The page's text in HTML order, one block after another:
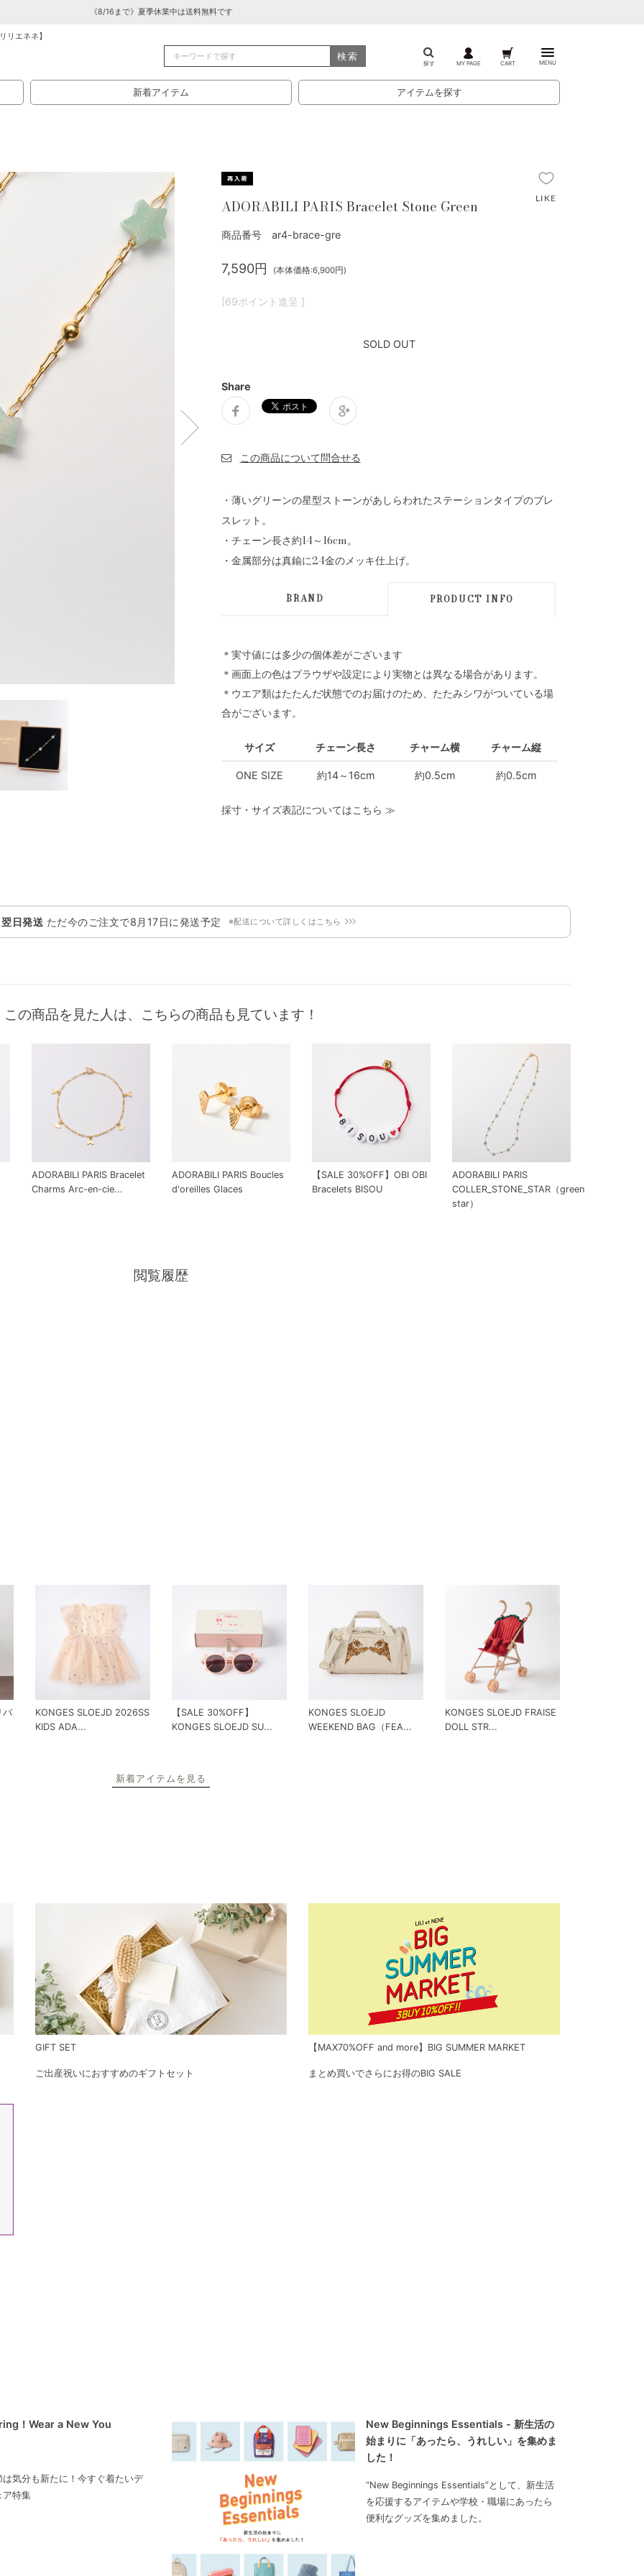
《8/16まで》夏季休業中は送料無料です
リエネネ】
検索
探す MY PAGE CART MENU
新着アイテム アイテムを探す
ADORABILI PARIS Bracelet Stone Green
商品番号 ar4-brace-gre
7,590円 (本体価格:6,900円)
[69ポイント進呈 ]
SOLD OUT
Share
・薄いグリーンの星型ストーンがあしらわれたステーションタイプのブレ
スレット。
・チェーン長さ約14～16cm。
・金属部分は真鍮に24金のメッキ仕上げ。
BRAND PRODUCT INFO
＊実寸値には多少の個体差がございます
＊画面上の色はブラウザや設定により実物とは異なる場合があります。
＊ウエア類はたたんだ状態でのお届けのため、たたみシワがついている場
合がございます。
サイズ チェーン長さ チャーム横 チャーム縦
ONE SIZE 約14～16cm 約0.5cm 約0.5cm
採寸・サイズ表記についてはこちら ≫
日発送 ただ今のご注文で8月17日に発送予定 ※配送について詳しくはこちら
この商品を見た人は、こちらの商品も見ています！
ADORABILI PARIS Bracelet
Charms Arc-en-cie...
ADORABILI PARIS Boucles
d'oreilles Glaces
【SALE 30%OFF】OBI OBI
Bracelets BISOU
ADORABILI PARIS
COLLER_STONE_STAR（green
star）
閲覧履歴
バ
KONGES SLOEJD 2026SS
KIDS ADA...
【SALE 30%OFF】
KONGES SLOEJD SU...
KONGES SLOEJD
WEEKEND BAG（FEA...
KONGES SLOEJD FRAISE
DOLL STR...
新着アイテムを見る
GIFT SET
ご出産祝いにおすすめのギフトセット
【MAX70%OFF and more】BIG SUMMER MARKET
まとめ買いでさらにお得のBIG SALE
！Wear a New You
は気分も新たに！今すぐ着たいデ
ア特集
New Beginnings Essentials - 新生活の
始まりに「あったら、うれしい」を集めま
した！
“New Beginnings Essentials”として、新生活
を応援するアイテムや学校・職場にあったら
便利なグッズを集めました。